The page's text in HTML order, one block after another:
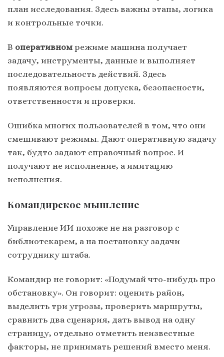
план исследования. Здесь важны этапы, логика
и контрольные точки.
В оперативном режиме машина получает
задачу, инструменты, данные и выполняет
последовательность действий. Здесь
появляются вопросы допуска, безопасности,
ответственности и проверки.
Ошибка многих пользователей в том, что они
смешивают режимы. Дают оперативную задачу
так, будто задают справочный вопрос. И
получают не исполнение, а имитацию
исполнения.
Командирское мышление
Управление ИИ похоже не на разговор с
библиотекарем, а на постановку задачи
сотруднику штаба.
Командир не говорит: «Подумай что-нибудь про
обстановку». Он говорит: оценить район,
выделить три угрозы, проверить маршруты,
сравнить два сценария, дать вывод на одну
страницу, отдельно отметить неизвестные
факторы, не принимать решений вместо меня.